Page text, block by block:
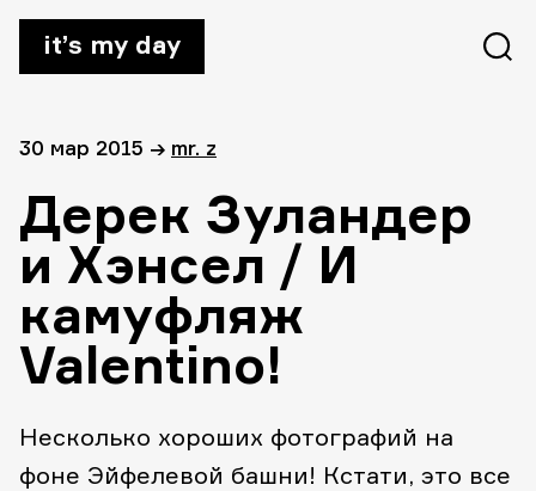
it’s my day
30 мар 2015 → mr. z
Дерек Зуландер
и Хэнсел / И
камуфляж
Valentino!
Несколько хороших фотографий на
фоне Эйфелевой башни! Кстати, это все